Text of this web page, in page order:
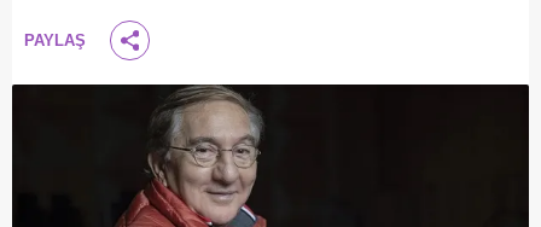
PAYLAŞ